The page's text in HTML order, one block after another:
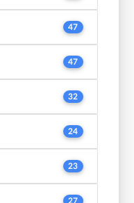
47
47
32
24
23
27